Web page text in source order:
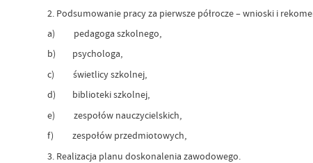
2. Podsumowanie pracy za pierwsze półrocze – wnioski i
a) pedagoga szkolnego,
b) psychologa,
c) świetlicy szkolnej,
d) biblioteki szkolnej,
e) zespołów nauczycielskich,
f) zespołów przedmiotowych,
3. Realizacja planu doskonalenia zawodowego.